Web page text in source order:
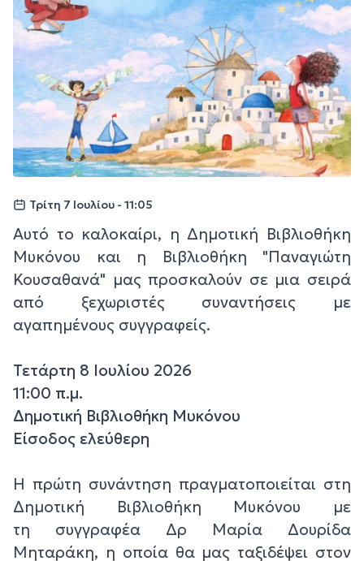
Τρίτη 7 Ιουλίου - 11:05
Αυτό το καλοκαίρι, η Δημοτική Βιβλιοθήκη
Μυκόνου και η Βιβλιοθήκη "Παναγιώτη
Κουσαθανά" μας προσκαλούν σε μια σειρά
από ξεχωριστές συναντήσεις με
αγαπημένους συγγραφείς.
Τετάρτη 8 Ιουλίου 2026
11:00 π.μ.
Δημοτική Βιβλιοθήκη Μυκόνου
Είσοδος ελεύθερη
Η πρώτη συνάντηση πραγματοποιείται στη
Δημοτική Βιβλιοθήκη Μυκόνου με
τη συγγραφέα Δρ Μαρία Δουρίδα
Μηταράκη, η οποία θα μας ταξιδέψει στον